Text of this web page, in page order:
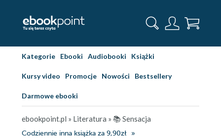
Kategorie Ebooki Audiobooki Książki
Kursy video Promocje Nowości Bestsellery
Darmowe ebooki
ebookpoint.pl » Literatura » 📚 Sensacja
Codziennie inna książka za 9,90zł